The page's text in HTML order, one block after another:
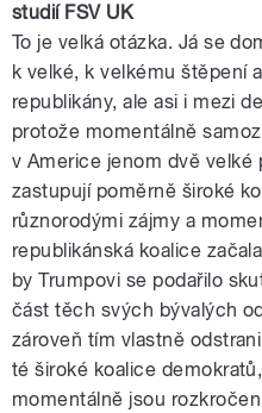
studií FSV UK
To je velká otázka. Já se
k velké, k velkému štěpení
republikány, ale asi i mezi
protože momentálně
v Americe jenom dvě velké
zastupují poměrně široké
různorodými zájmy a
republikánská koalice
byTrumpovi se podařilo
část těch svých bývalých
zároveň tím vlastně
té široké koalice
momentálně jsou